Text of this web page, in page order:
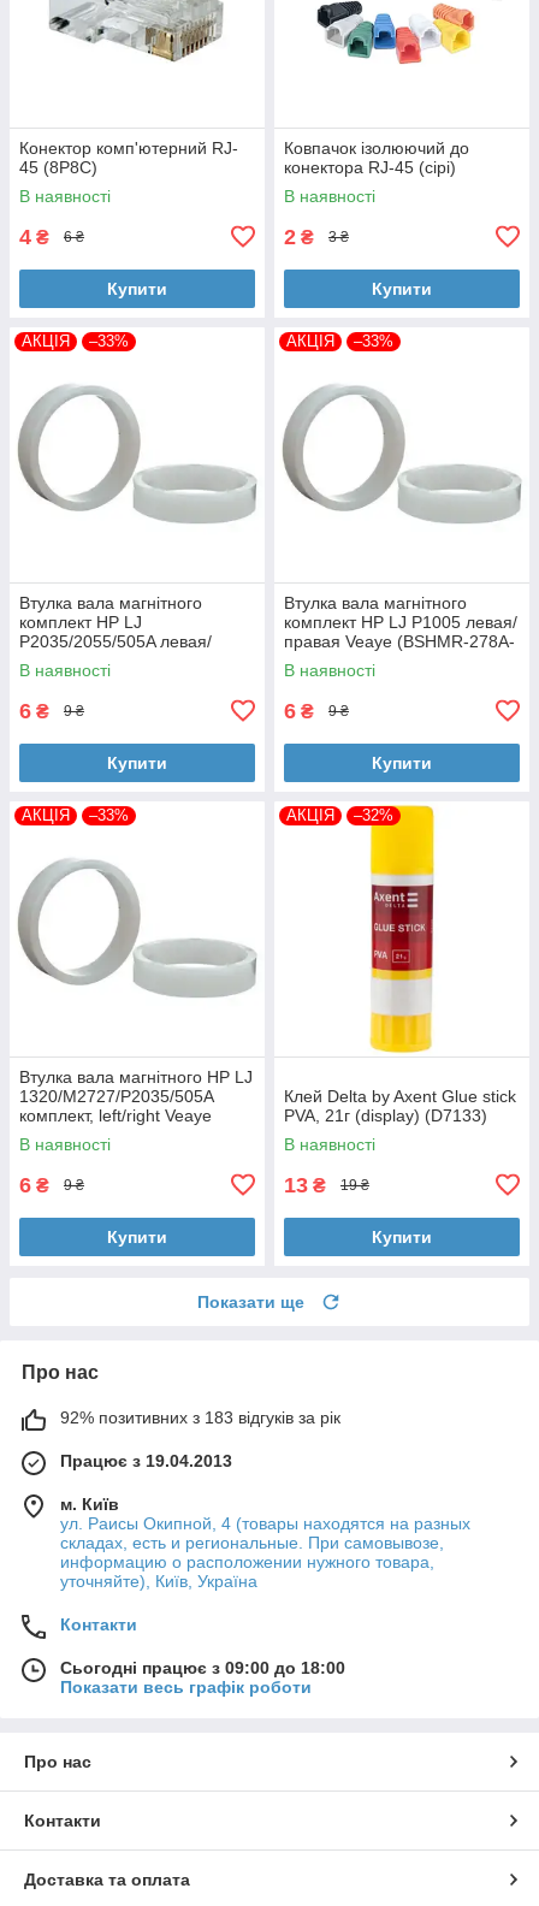
Конектор комп'ютерний RJ-
45 (8P8C)
В наявності
4 ₴ 6 ₴
Купити
Ковпачок ізолюючий до
конектора RJ-45 (сірі)
В наявності
2 ₴ 3 ₴
Купити
АКЦІЯ –33%
Втулка вала магнітного
комплект HP LJ
P2035/2055/505A левая/
правая Veaye (BSHMR-505A-
VE)
В наявності
6 ₴ 9 ₴
Купити
АКЦІЯ –33%
Втулка вала магнітного
комплект HP LJ P1005 левая/
правая Veaye (BSHMR-278A-
VE)
В наявності
6 ₴ 9 ₴
Купити
АКЦІЯ –33%
Втулка вала магнітного HP LJ
1320/M2727/P2035/505A
комплект, left/right Veaye
(BSHMR-505U-VE)
В наявності
6 ₴ 9 ₴
Купити
АКЦІЯ –32%
Клей Delta by Axent Glue stick
PVA, 21г (display) (D7133)
В наявності
13 ₴ 19 ₴
Купити
Показати ще
Про нас
92% позитивних з 183 відгуків за рік
Працює з 19.04.2013
м. Київ
ул. Раисы Окипной, 4 (товары находятся на разных
складах, есть и региональные. При самовывозе,
информацию о расположении нужного товара,
уточняйте), Київ, Україна
Контакти
Сьогодні працює з 09:00 до 18:00
Показати весь графік роботи
Про нас
Контакти
Доставка та оплата